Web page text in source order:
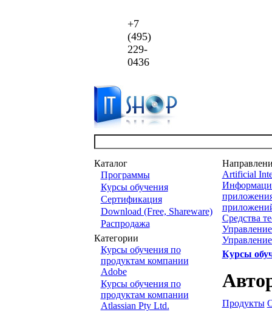
+7
(495)
229-
0436
Каталог
Программы
Курсы обучения
Сертификация
Download (Free, Shareware)
Распродажа
Категории
Курсы обучения по
продуктам компании
Adobe
Курсы обучения по
продуктам компании
Atlassian Pty Ltd.
Artificial
Средства
Курсы
Продукты